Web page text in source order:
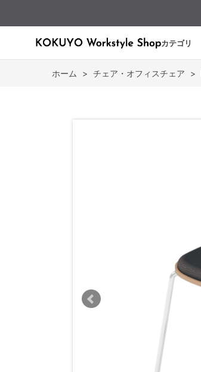
カテゴリ
ホーム > チェア・オフィスチェア >